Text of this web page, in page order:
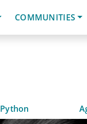
COMMUNITIES
Python